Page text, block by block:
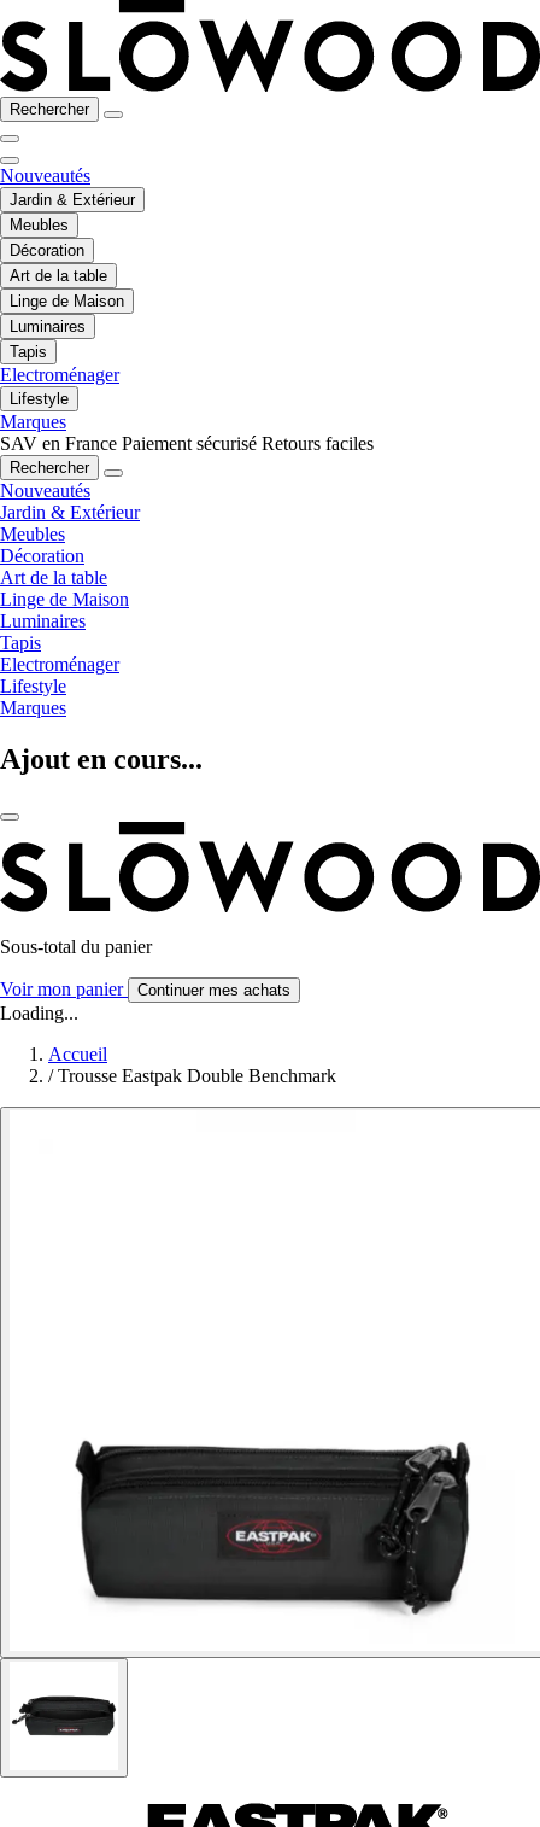
Rechercher
Nouveautés
Jardin & Extérieur
Meubles
Décoration
Art de la table
Linge de Maison
Luminaires
Tapis
Electroménager
Lifestyle
Marques
SAV en France Paiement sécurisé Retours faciles
Rechercher
Nouveautés
Jardin & Extérieur
Meubles
Décoration
Art de la table
Linge de Maison
Luminaires
Tapis
Electroménager
Lifestyle
Marques
Ajout en cours...
Sous-total du panier
Voir mon panier Continuer mes achats
Loading...
Accueil
/ Trousse Eastpak Double Benchmark